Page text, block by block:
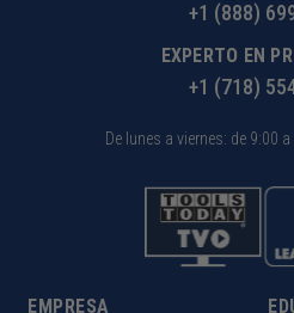
+1 (888)
EXPERTO EN
+1 (718)
De lunes a viernes: de 9:00
EMPRESA